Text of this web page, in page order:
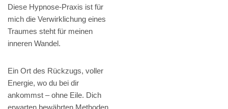
Diese Hypnose-Praxis ist für
mich die Verwirklichung eines
Traumes steht für meinen
inneren Wandel.
Ein Ort des Rückzugs, voller
Energie, wo du bei dir
ankommst – ohne Eile. Dich
erwarten bewährten Methoden